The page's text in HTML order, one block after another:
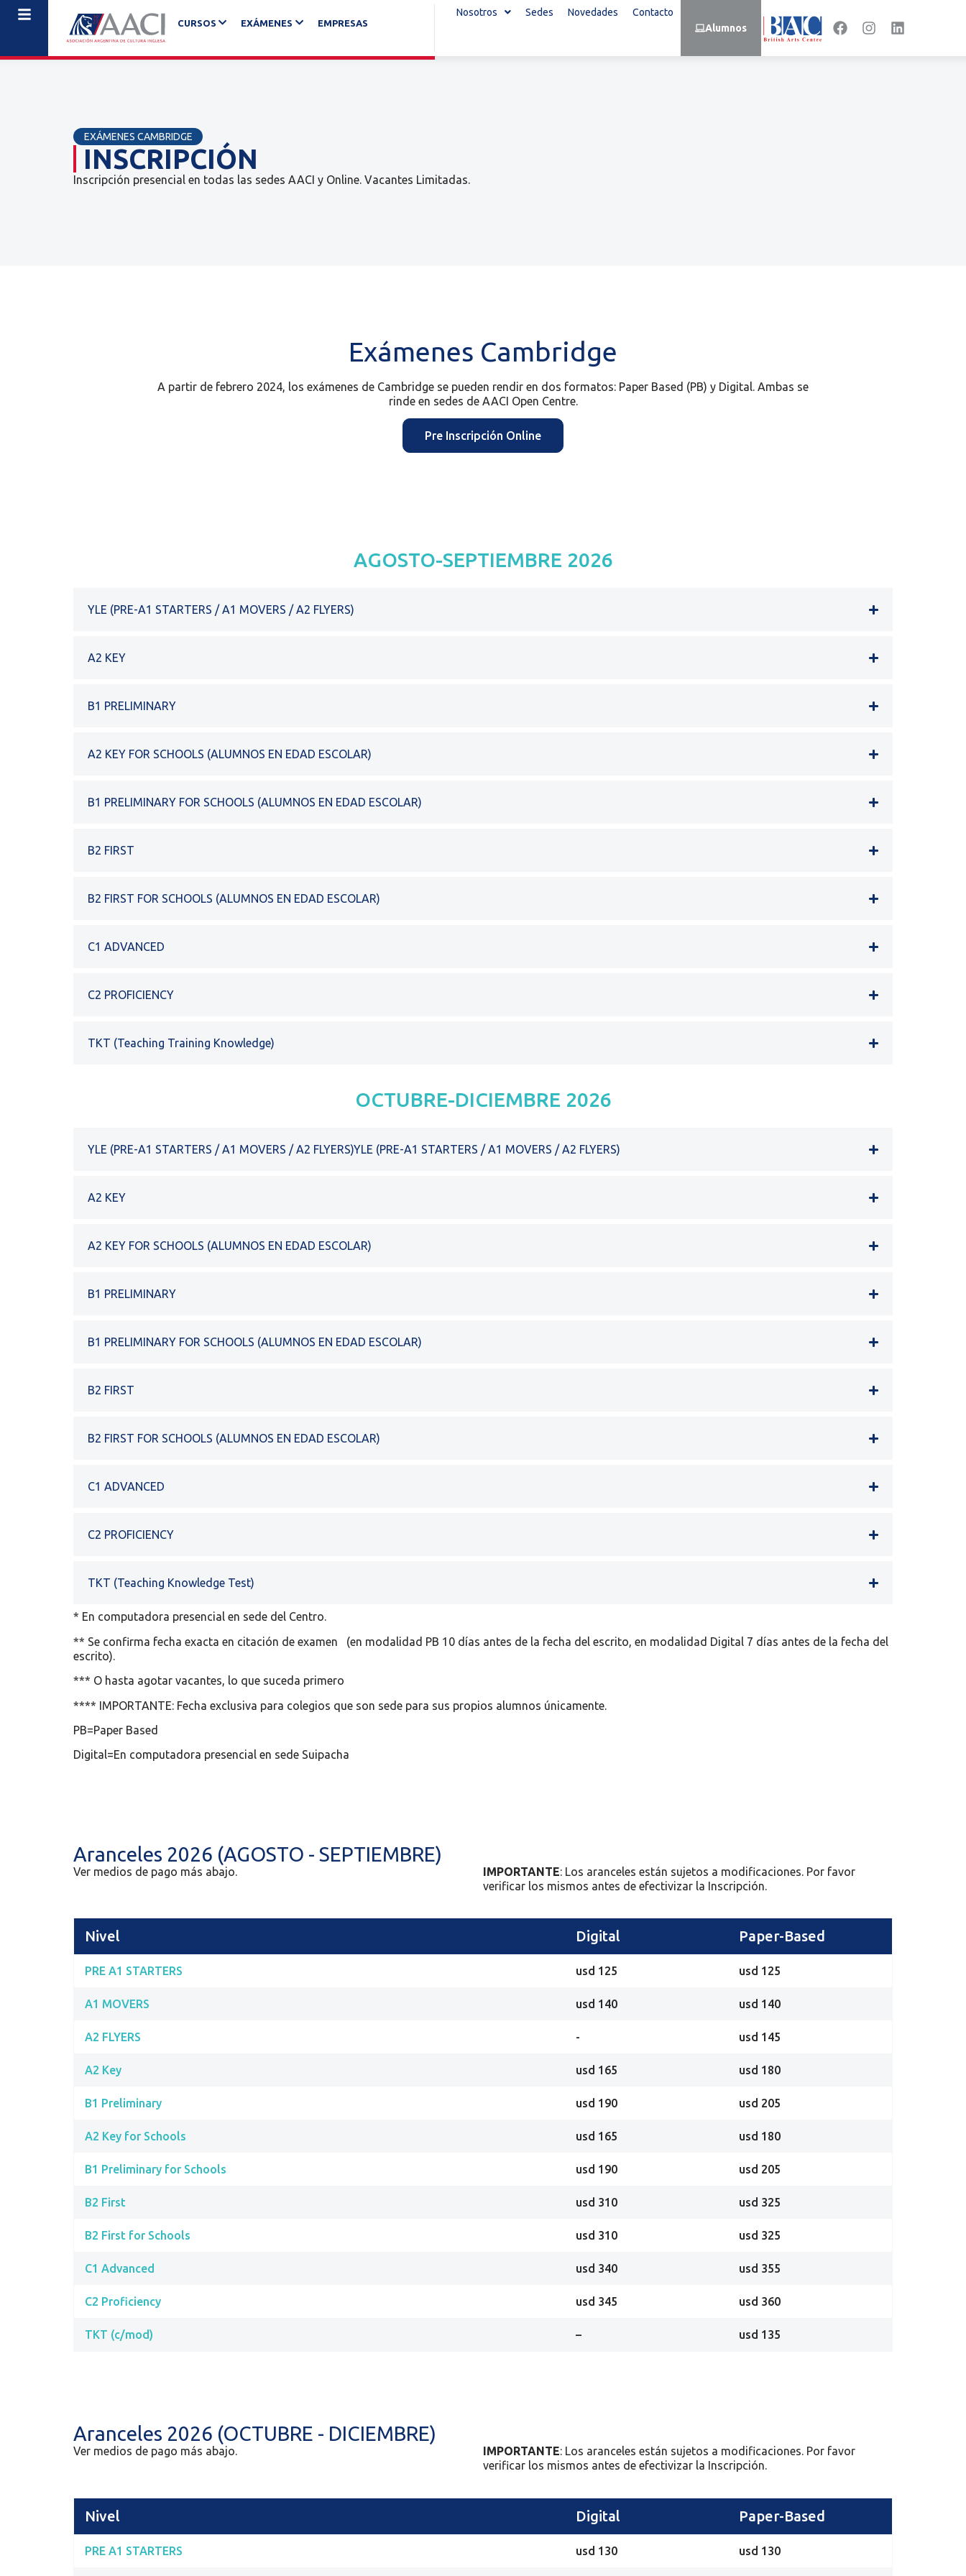
CURSOS EXÁMENES EMPRESAS
Nosotros Sedes Novedades
Contacto
Alumnos
EXÁMENES CAMBRIDGE
INSCRIPCIÓN
Inscripción presencial en todas las sedes AACI y Online. Vacantes Limitadas.
Exámenes Cambridge
A partir de febrero 2024, los exámenes de Cambridge se pueden rendir en dos formatos: Paper Based (PB) y Digital. Ambas se
rinde en sedes de AACI Open Centre.
Pre Inscripción Online
AGOSTO-SEPTIEMBRE 2026
YLE (PRE-A1 STARTERS / A1 MOVERS / A2 FLYERS)
A2 KEY
B1 PRELIMINARY
A2 KEY FOR SCHOOLS (ALUMNOS EN EDAD ESCOLAR)
B1 PRELIMINARY FOR SCHOOLS (ALUMNOS EN EDAD ESCOLAR)
B2 FIRST
B2 FIRST FOR SCHOOLS (ALUMNOS EN EDAD ESCOLAR)
C1 ADVANCED
C2 PROFICIENCY
TKT (Teaching Training Knowledge)
OCTUBRE-DICIEMBRE 2026
YLE (PRE-A1 STARTERS / A1 MOVERS / A2 FLYERS)YLE (PRE-A1 STARTERS / A1 MOVERS / A2 FLYERS)
A2 KEY
A2 KEY FOR SCHOOLS (ALUMNOS EN EDAD ESCOLAR)
B1 PRELIMINARY
B1 PRELIMINARY FOR SCHOOLS (ALUMNOS EN EDAD ESCOLAR)
B2 FIRST
B2 FIRST FOR SCHOOLS (ALUMNOS EN EDAD ESCOLAR)
C1 ADVANCED
C2 PROFICIENCY
TKT (Teaching Knowledge Test)
* En computadora presencial en sede del Centro.
** Se confirma fecha exacta en citación de examen (en modalidad PB 10 días antes de la fecha del escrito, en modalidad Digital 7 días antes de la fecha del
escrito).
*** O hasta agotar vacantes, lo que suceda primero
**** IMPORTANTE: Fecha exclusiva para colegios que son sede para sus propios alumnos únicamente.
PB=Paper Based
Digital=En computadora presencial en sede Suipacha
Aranceles 2026 (AGOSTO - SEPTIEMBRE)
Ver medios de pago más abajo. IMPORTANTE: Los aranceles están sujetos a modificaciones. Por favor
verificar los mismos antes de efectivizar la Inscripción.
Nivel Digital Paper-Based
PRE A1 STARTERS usd 125 usd 125
A1 MOVERS usd 140 usd 140
A2 FLYERS - usd 145
A2 Key usd 165 usd 180
B1 Preliminary usd 190 usd 205
A2 Key for Schools usd 165 usd 180
B1 Preliminary for Schools usd 190 usd 205
B2 First usd 310 usd 325
B2 First for Schools usd 310 usd 325
C1 Advanced usd 340 usd 355
C2 Proficiency usd 345 usd 360
TKT (c/mod) – usd 135
Aranceles 2026 (OCTUBRE - DICIEMBRE)
Ver medios de pago más abajo. IMPORTANTE: Los aranceles están sujetos a modificaciones. Por favor
verificar los mismos antes de efectivizar la Inscripción.
Nivel Digital Paper-Based
PRE A1 STARTERS usd 130 usd 130